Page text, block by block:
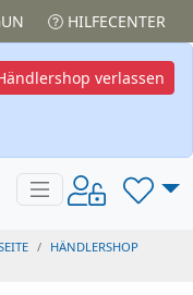
HILFECENTER
verlassen
HÄNDLERSHOP